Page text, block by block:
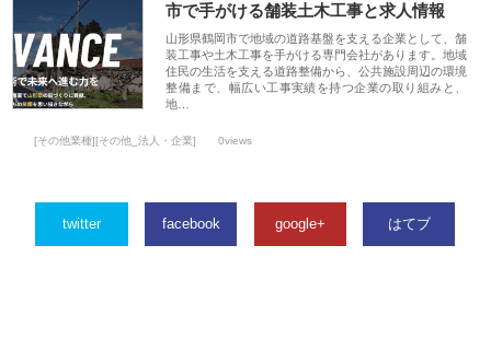
市で手がける舗装土木工事と求人情報
山形県鶴岡市で地域の道路基盤を支える企業として、舗
装工事や土木工事を手がける専門会社があります。地域
住民の生活を支える道路整備から、公共施設周辺の環境
整備まで、幅広い工事実績を持つ企業の取り組みと、
地…
[その他業種][その他_法人・企業] 0views
twitter facebook google+ はてブ